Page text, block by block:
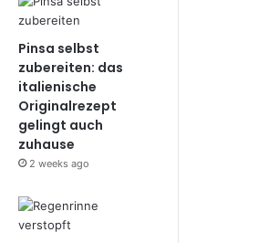
Pinsa selbst
zubereiten: das
italienische
Originalrezept
gelingt auch
zuhause
2 weeks ago